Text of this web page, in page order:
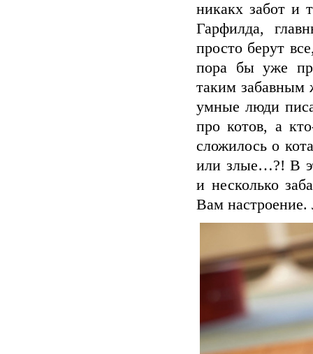
никакх забот и
Гарфилда,
просто берут
пора бы уже
таким
умные люди
про котов, а
сложилось о
или злые…?! В
и несколько
Вам